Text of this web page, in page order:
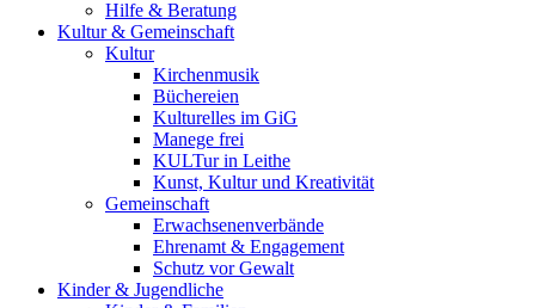
Hilfe & Beratung
Kultur & Gemeinschaft
Kultur
Kirchenmusik
Büchereien
Kulturelles im GiG
Manege frei
KULTur in Leithe
Kunst, Kultur und Kreativität
Gemeinschaft
Erwachsenenverbände
Ehrenamt & Engagement
Schutz vor Gewalt
Kinder & Jugendliche